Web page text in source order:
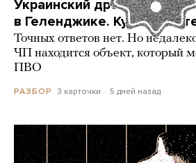
Украинский дрон попал по
в Геленджике. Куда он
Точных ответов нет. Но
ЧП находится объект, который
ПВО
РАЗБОР 3 карточки 5 дней назад